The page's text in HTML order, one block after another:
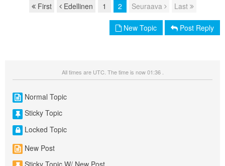
Page navigation
First Edellinen 1 2 Seuraava Last
New Topic Post Reply
All times are UTC. The time is now 01:36 .
Normal Topic
Sticky Topic
Locked Topic
New Post